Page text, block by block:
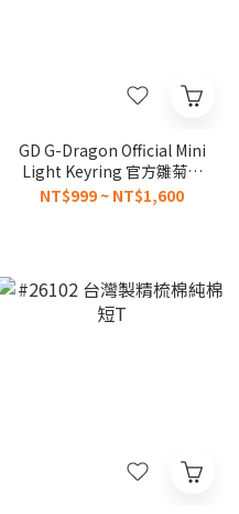
GD G-Dragon Official Mini
Light Keyring 官方雛菊小
手燈鑰匙圈
NT$999 ~ NT$1,600